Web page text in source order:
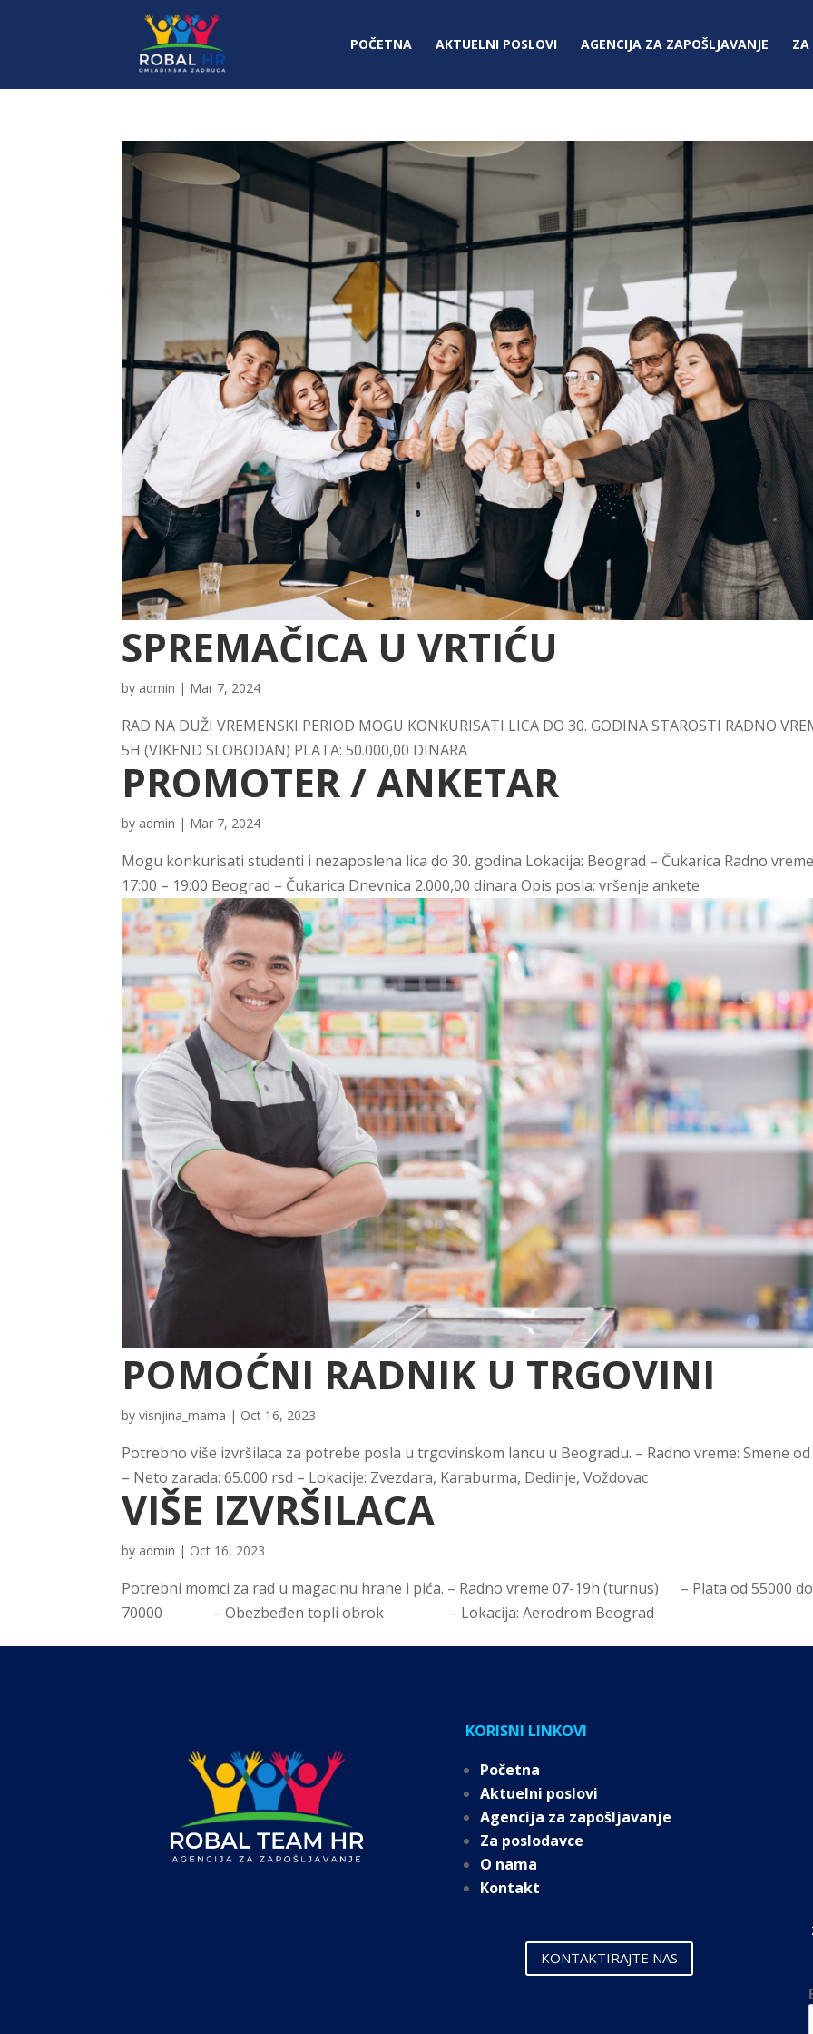
POČETNA AKTUELNI POSLOVI AGENCIJA ZA ZAPOŠLJAVANJE ZA
SPREMAČICA U VRTIĆU
by admin | Mar 7, 2024
RAD NA DUŽI VREMENSKI PERIOD MOGU KONKURISATI LICA DO 30. GODINA STAROSTI RADNO
5H (VIKEND SLOBODAN) PLATA: 50.000,00 DINARA
PROMOTER / ANKETAR
by admin | Mar 7, 2024
Mogu konkurisati studenti i nezaposlena lica do 30. godina Lokacija: Beograd – Čukarica Radno
17:00 – 19:00 Beograd – Čukarica Dnevnica 2.000,00 dinara Opis posla: vršenje ankete
POMOĆNI RADNIK U TRGOVINI
byvisnjina_mama | Oct 16, 2023
Potrebno više izvršilaca za potrebe posla u trgovinskom lancu u Beogradu. – Radno vreme: Smene
– Neto zarada: 65.000 rsd – Lokacije: Zvezdara, Karaburma, Dedinje, Voždovac
VIŠE IZVRŠILACA
by admin | Oct 16, 2023
Potrebni momci za rad u magacinu hrane i pića. – Radno vreme 07-19h (turnus) – Plata od 55000 do
70000 – Obezbeđen topli obrok – Lokacija: Aerodrom Beograd
KORISNI LINKOVI
Početna
Aktuelni poslovi
Agencija za zapošljavanje
Za poslodavce
O nama
Kontakt
KONTAKTIRAJTE NAS